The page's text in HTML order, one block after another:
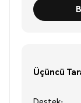
Üçüncü